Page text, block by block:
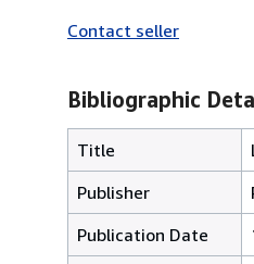
Contact seller
Bibliographic
Title
Publisher
Publication Date